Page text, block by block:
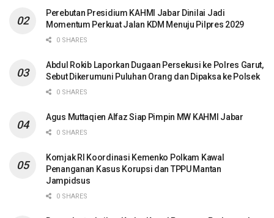
Perebutan Presidium KAHMI Jabar Dinilai Jadi
Momentum Perkuat Jalan KDM Menuju Pilpres 2029
0 SHARES
Abdul Rokib Laporkan Dugaan Persekusi ke Polres Garut,
Sebut Dikerumuni Puluhan Orang dan Dipaksa ke Polsek
0 SHARES
Agus Muttaqien Alfaz Siap Pimpin MW KAHMI Jabar
0 SHARES
Komjak RI Koordinasi Kemenko Polkam Kawal
Penanganan Kasus Korupsi dan TPPU Mantan
Jampidsus
0 SHARES